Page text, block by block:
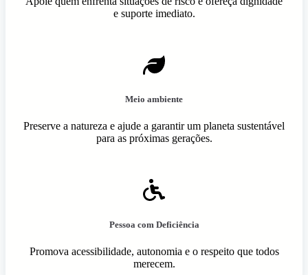
e suporte imediato.
Meio ambiente
Preserve a natureza e ajude a garantir um planeta sustentável
para as próximas gerações.
Pessoa com Deficiência
Promova acessibilidade, autonomia e o respeito que todos
merecem.